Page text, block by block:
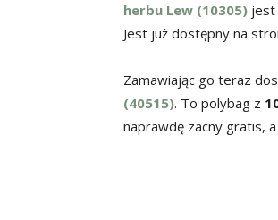
herbu Lew (10305) jest
Jest już dostępny na
Zamawiając go teraz
(40515). To polybag z
naprawdę zacny gratis,